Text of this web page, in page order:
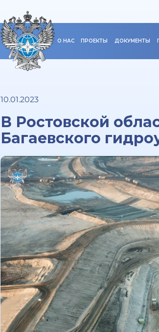
О НАС ПРОЕКТЫ ДОКУМЕНТЫ
10.01.2023
В Ростовской
Багаевского